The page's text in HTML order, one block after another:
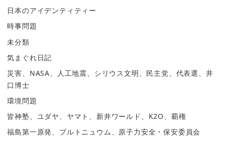
日本のアイデンティティー
時事問題
未分類
気まぐれ日記
災害、NASA、人工地震、シリウス文明、民主党、代表選、井
口博士
環境問題
皆神塾、ユダヤ、ヤマト、新井ワールド、K2O、覇権
福島第一原発、プルトニュウム、原子力安全・保安委員会